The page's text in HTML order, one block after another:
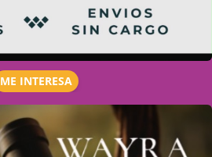
ME INTERESA